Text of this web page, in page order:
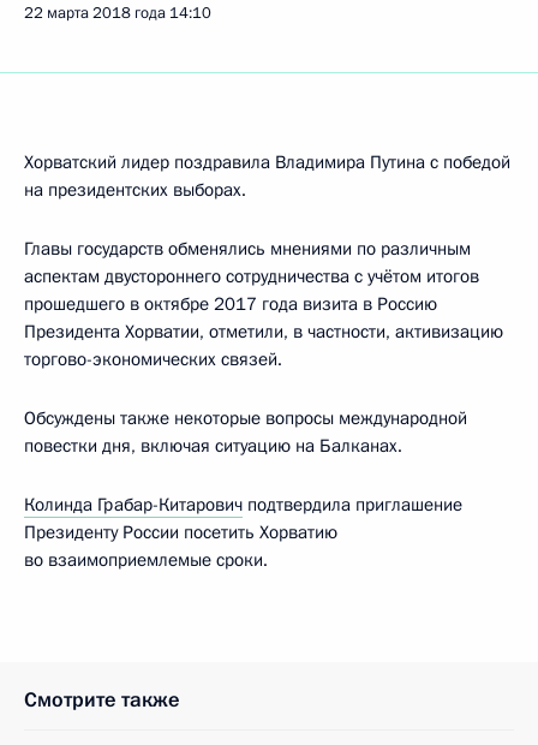
22 марта 2018 года 14:10
Хорватский лидер поздравила Владимира Путина с победой
на президентских выборах.
Главы государств обменялись мнениями по различным
аспектам двустороннего сотрудничества с учётом итогов
прошедшего в октябре 2017 года визита в Россию
Президента Хорватии, отметили, в частности, активизацию
торгово-экономических связей.
Обсуждены также некоторые вопросы международной
повестки дня, включая ситуацию на Балканах.
Колинда Грабар-Китарович подтвердила приглашение
Президенту России посетить Хорватию
во взаимоприемлемые сроки.
Смотрите также